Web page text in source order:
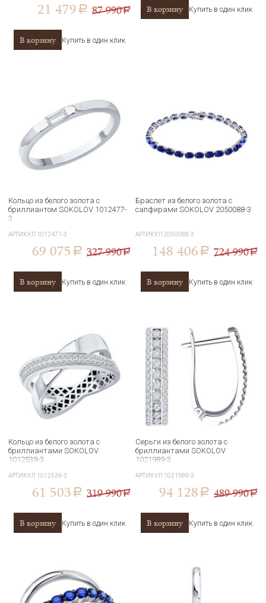
21 479 a 87 990a
В корзину Купить в один клик
В корзину Купить в один клик
Кольцо из белого золота с
бриллиантом SOKOLOV 1012477-
3
АРТИКУЛ 1012477-3
69 075 a 327 990a
В корзину Купить в один клик
Браслет из белого золота с
сапфирами SOKOLOV 2050088-3
АРТИКУЛ 2050088-3
148 406 a 724 990a
В корзину Купить в один клик
Кольцо из белого золота с
бриллиантами SOKOLOV
1012539-3
АРТИКУЛ 1012539-3
61 503 a 319 990a
В корзину Купить в один клик
Серьги из белого золота с
бриллиантами SOKOLOV
1021989-3
АРТИКУЛ 1021989-3
94 128 a 489 990a
В корзину Купить в один клик